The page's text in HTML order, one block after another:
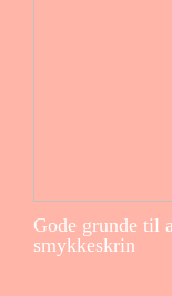
Gode grunde til
smykkeskrin